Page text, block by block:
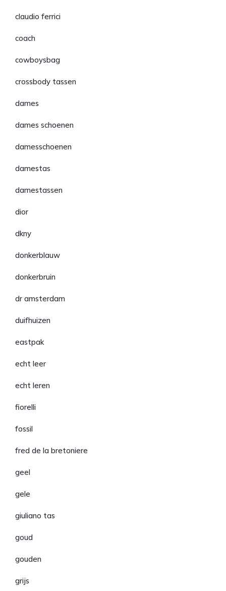
claudio ferrici
coach
cowboysbag
crossbody tassen
dames
dames schoenen
damesschoenen
damestas
damestassen
dior
dkny
donkerblauw
donkerbruin
dr amsterdam
duifhuizen
eastpak
echt leer
echt leren
fiorelli
fossil
fred de la bretoniere
geel
gele
giuliano tas
goud
gouden
grijs